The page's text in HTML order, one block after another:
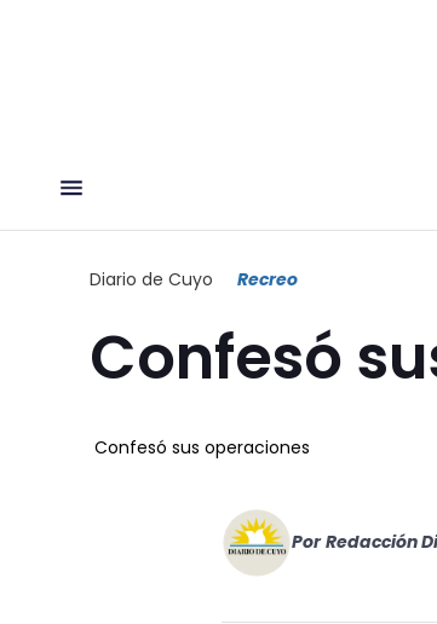
Diario de Cuyo Recreo
Confesó
Confesó sus operaciones
Por Redacción